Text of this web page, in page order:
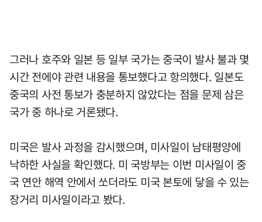
그러나 호주와 일본 등 일부 국가는 중국이 발사 불과 몇
시간 전에야 관련 내용을 통보했다고 항의했다. 일본도
중국의 사전 통보가 충분하지 않았다는 점을 문제 삼은
국가 중 하나로 거론됐다.
미국은 발사 과정을 감시했으며, 미사일이 남태평양에
낙하한 사실을 확인했다. 미 국방부는 이번 미사일이 중
국 연안 해역 안에서 쏘더라도 미국 본토에 닿을 수 있는
장거리 미사일이라고 봤다.